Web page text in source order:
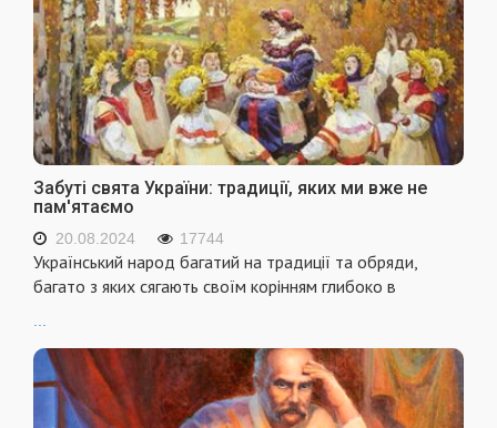
Забуті свята України: традиції, яких ми вже не
пам'ятаємо
20.08.2024 17744
Український народ багатий на традиції та обряди,
багато з яких сягають своїм корінням глибоко в